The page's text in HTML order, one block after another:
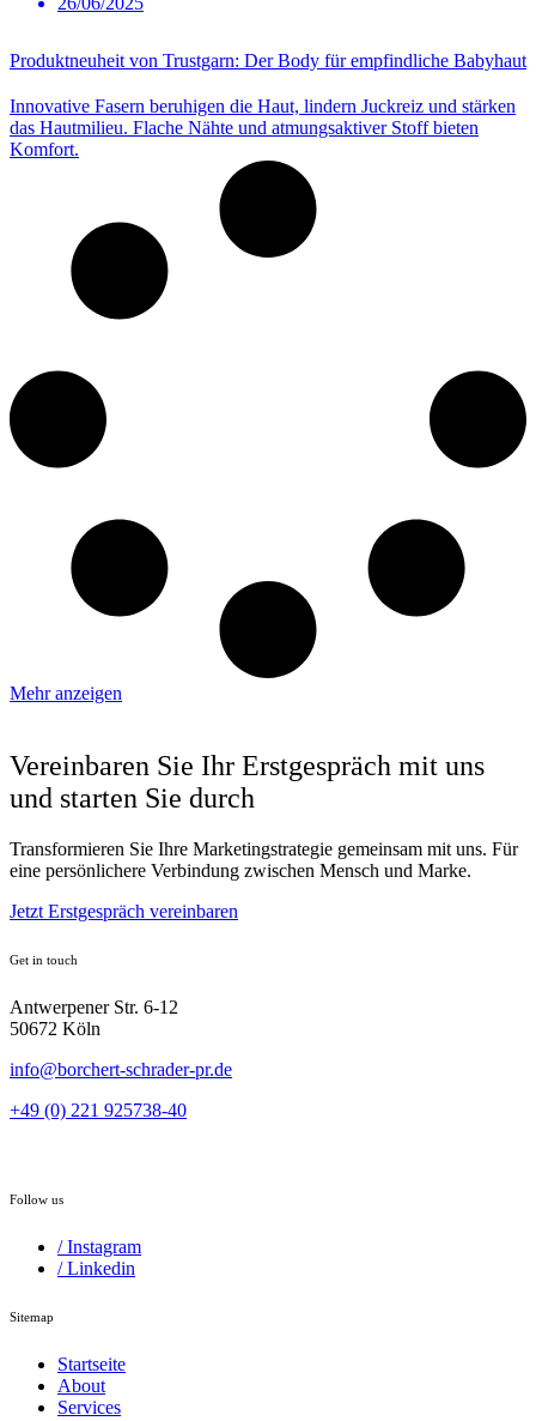
Produktneuheit von Trustgarn: Der Body für empfindliche Babyhaut
Innovative Fasern beruhigen die Haut, lindern Juckreiz und stärken
das Hautmilieu. Flache Nähte und atmungsaktiver Stoff bieten
Komfort.
Mehr anzeigen
Vereinbaren Sie Ihr Erstgespräch mit uns
und starten Sie durch
Transformieren Sie Ihre Marketingstrategie gemeinsam mit uns. Für
eine persönlichere Verbindung zwischen Mensch und Marke.
Jetzt Erstgespräch vereinbaren
Get in touch
Antwerpener Str. 6-12
50672 Köln
info@borchert-schrader-pr.de
+49 (0) 221 925738-40
Follow us
/ Instagram
/ Linkedin
Sitemap
Startseite
About
Services